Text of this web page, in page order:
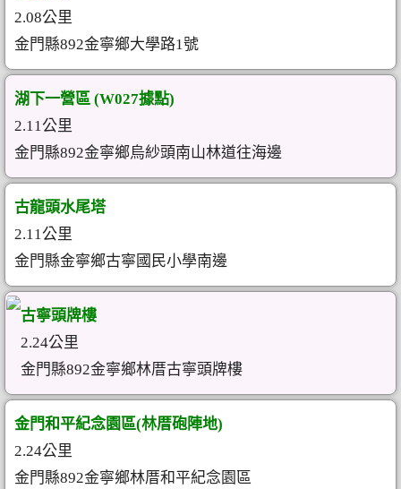
2.08公里
金門縣892金寧鄉大學路1號
湖下一營區 (W027據點)
2.11公里
金門縣892金寧鄉烏紗頭南山林道往海邊
古龍頭水尾塔
2.11公里
金門縣金寧鄉古寧國民小學南邊
古寧頭牌樓
2.24公里
金門縣892金寧鄉林厝古寧頭牌樓
金門和平紀念園區(林厝砲陣地)
2.24公里
金門縣892金寧鄉林厝和平紀念園區